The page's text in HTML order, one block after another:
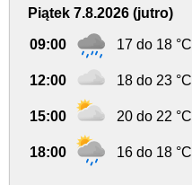
Piątek 7.8.2026 (jutro)
09:00 17 do 18 °C
12:00 18 do 23 °C
15:00 20 do 22 °C
18:00 16 do 18 °C